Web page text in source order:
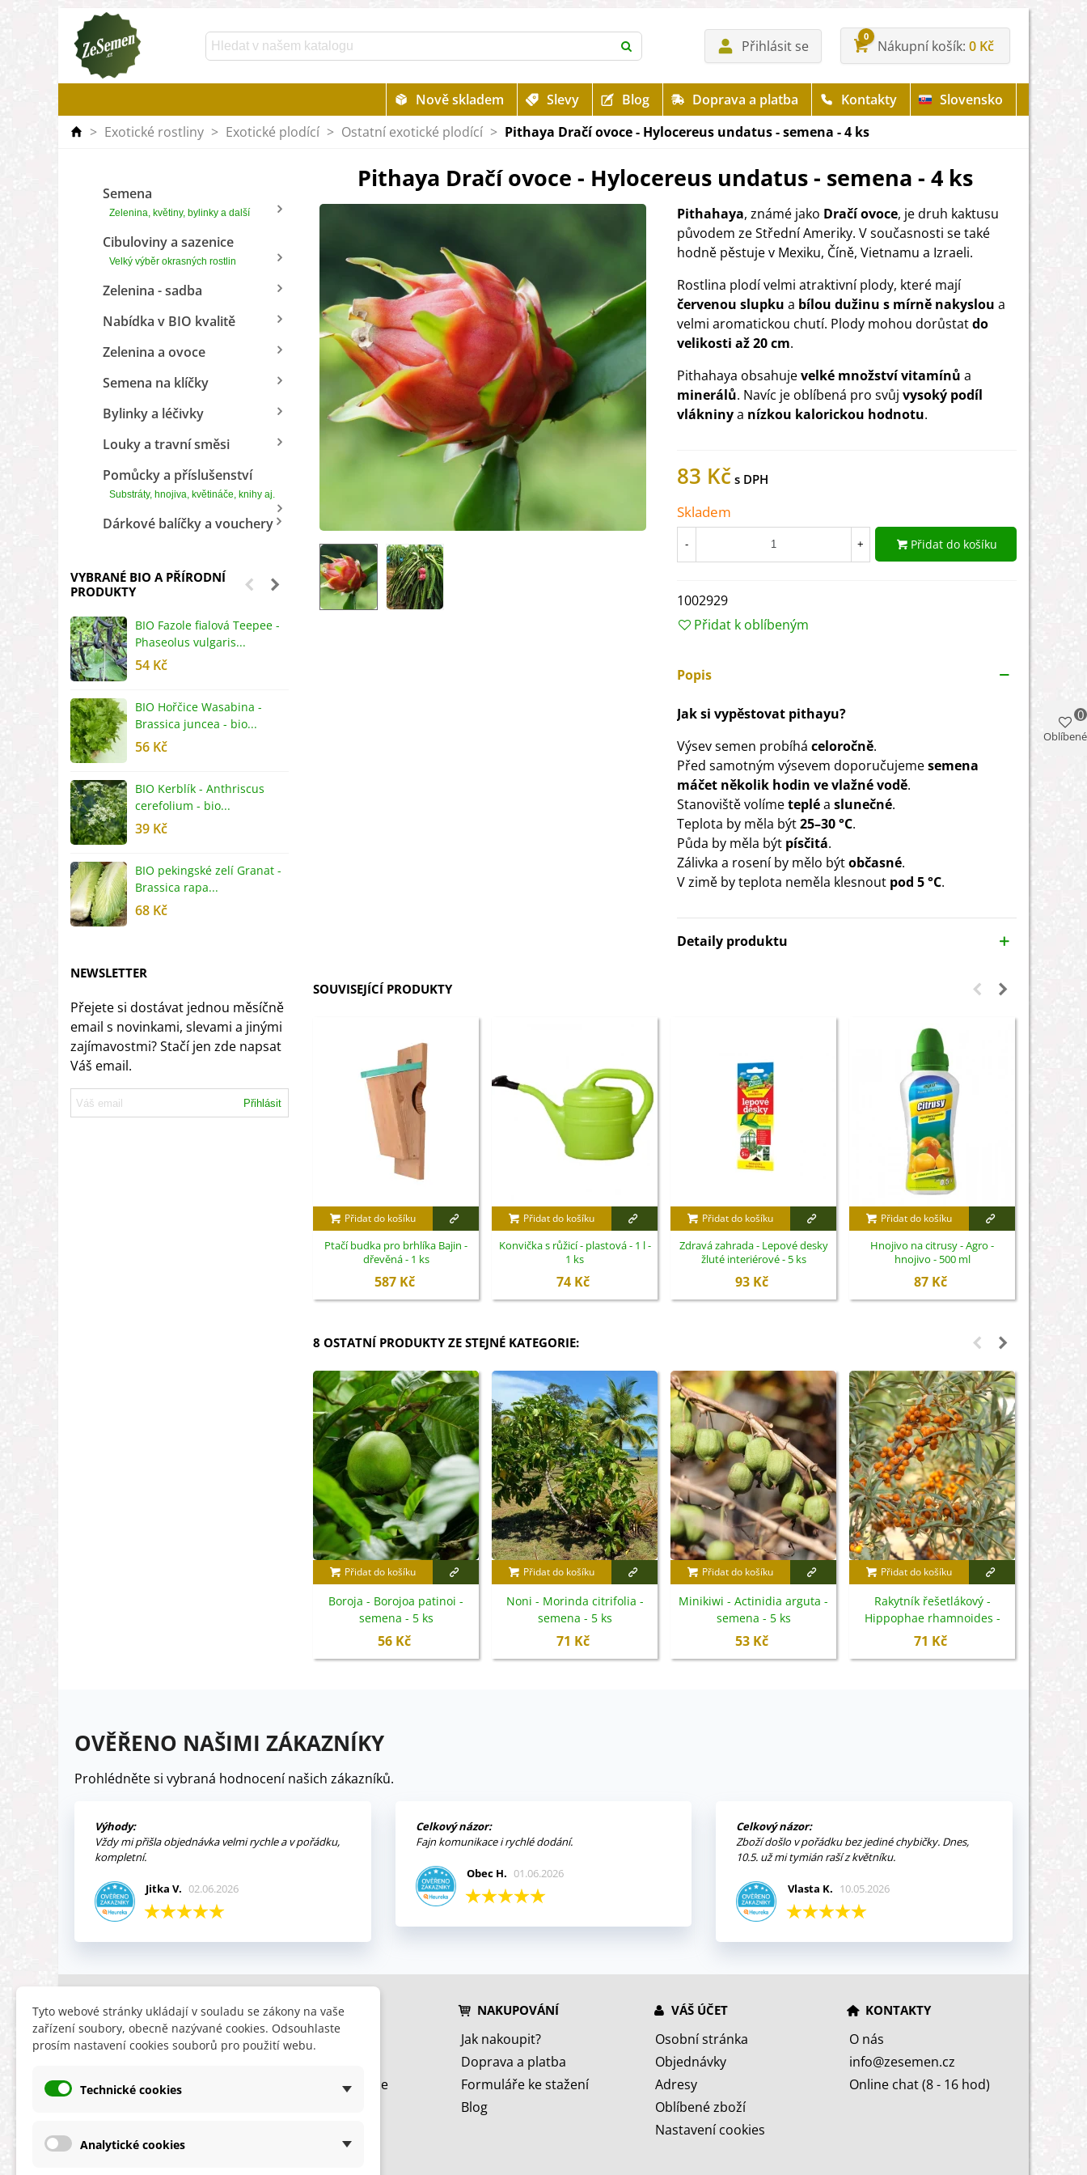
Přihlásit se
0
Nákupní košík 0 Kč
Nově skladem Slevy Blog Doprava a platba Kontakty
Slovensko
> Exotické rostliny > Exotické plodící > Ostatní exotické plodící > Pithaya Dračí ovoce - Hylocereus undatus - semena - 4 ks
Semena
Zelenina, květiny, bylinky a další
Cibuloviny a sazenice
Velký výběr okrasných rostlin
Zelenina - sadba
Nabídka v BIO kvalitě
Zelenina a ovoce
Semena na klíčky
Bylinky a léčivky
Louky a travní směsi
Pomůcky a příslušenství
Substráty, hnojiva, květináče, knihy aj.
Dárkové balíčky a vouchery
VYBRANÉ BIO A PŘÍRODNÍ
PRODUKTY
BIO Fazole fialová Teepee -
Phaseolus vulgaris...
54 Kč
BIO Hořčice Wasabina -
Brassica juncea - bio...
56 Kč
BIO Kerblík - Anthriscus
cerefolium - bio...
39 Kč
BIO pekingské zelí Granat -
Brassica rapa...
68 Kč
NEWSLETTER
Přejete si dostávat jednou měsíčně
email s novinkami, slevami a jinými
zajímavostmi? Stačí jen zde napsat
Váš email.
Přihlásit
Pithaya Dračí ovoce - Hylocereus undatus - semena - 4 ks
Pithahaya, známé jako Dračí ovoce, je druh kaktusu
původem ze Střední Ameriky. V současnosti se také
hodně pěstuje v Mexiku, Číně, Vietnamu a Izraeli.
Rostlina plodí velmi atraktivní plody, které mají
červenou slupku a bílou dužinu s mírně nakyslou a
velmi aromatickou chutí. Plody mohou dorůstatdo
velikosti až 20 cm.
Pithahaya obsahujevelké množství vitamínů a
minerálů. Navíc je oblíbená pro svůj vysoký podíl
vlákninya nízkou kalorickou hodnotu.
83 Kč
Skladem
- + Přidat do košíku
1002929
Přidat k oblíbeným
Popis
Jak si vypěstovat pithayu?
Výsev semen probíhá celoročně.
Před samotným výsevem doporučujemesemena
máčet několik hodin ve vlažné vodě.
Stanoviště volímetepléa slunečné.
Teplota by měla být25–30°C.
Půda by měla být písčitá.
Zálivka a rosení by mělo býtobčasné.
V zimě by teplota neměla klesnout pod 5 °C.
Detaily produktu
SOUVISEJÍCÍ PRODUKTY
Přidat do košíku
Ptačí budka pro brhlíka Bajin -
dřevěná - 1 ks
587 Kč
Přidat do košíku
Konvička s růžicí - plastová - 1 l -
1 ks
74 Kč
Přidat do košíku
Zdravá zahrada - Lepové desky
žluté interiérové - 5 ks
93 Kč
Přidat do košíku
Hnojivo na citrusy - Agro -
hnojivo - 500 ml
87 Kč
8 OSTATNÍ PRODUKTY ZE STEJNÉ KATEGORIE:
Přidat do košíku
Boroja - Borojoa patinoi -
semena - 5 ks
56 Kč
Přidat do košíku
Noni - Morinda citrifolia -
semena - 5 ks
71 Kč
Přidat do košíku
Minikiwi - Actinidia arguta -
semena - 5 ks
53 Kč
Přidat do košíku
Rakytník řešetlákový -
Hippophae rhamnoides -
semena - 8 ks
71 Kč
OVĚŘENO NAŠIMI ZÁKAZNÍKY
Prohlédněte si vybraná hodnocení našich zákazníků.
Výhody:
Vždy mi přišla objednávka velmi rychle a v pořádku,
kompletní.
Jitka V. 02.06.2026
Celkový názor:
Fajn komunikace i rychlé dodání.
Obec H. 01.06.2026
Celkový názor:
Zboží došlo v pořádku bez jediné chybičky. Dnes,
10.5. už mi tymián raší z květníku.
Vlasta K. 10.05.2026
INFORMACE
Obchodní podmínky
Ochrana osobních údajů
HLEDÁTE
Slevy
Nyní doporučujeme
NAKUPOVÁNÍ
Jak nakoupit?
Doprava a platba
Formuláře ke stažení
Blog
VÁŠ ÚČET
Osobní stránka
Objednávky
Adresy
Oblíbené zboží
Nastavení cookies
KONTAKTY
O nás
info@zesemen.cz
Online chat (8 - 16 hod)
Oblíbené
0
Tyto webové stránky ukládají v souladu se zákony na vaše
zařízení soubory, obecně nazývané cookies. Odsouhlaste
prosím nastavení cookies souborů pro použití webu.
Technické cookies
Analytické cookies